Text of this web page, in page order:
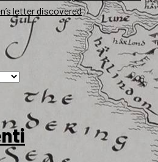
letter discovered